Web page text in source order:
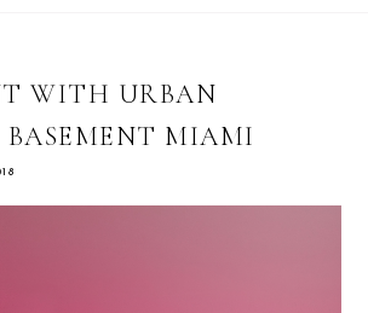
WITH URBAN
BASEMENT MIAMI